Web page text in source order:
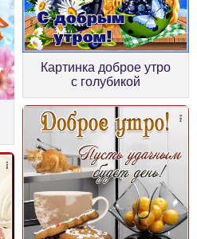
Картинка доброе утро
с голубикой